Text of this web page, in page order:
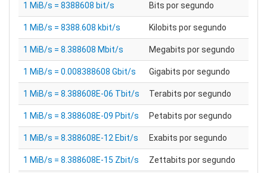
1 MiB/s = 8388608 bit/s Bits por segundo
1 MiB/s = 8388.608 kbit/s Kilobits por segundo
1 MiB/s = 8.388608 Mbit/s Megabits por segundo
1 MiB/s = 0.008388608 Gbit/s Gigabits por segundo
1 MiB/s = 8.388608E-06 Tbit/s Terabits por segundo
1 MiB/s = 8.388608E-09 Pbit/s Petabits por segundo
1 MiB/s = 8.388608E-12 Ebit/s Exabits por segundo
1 MiB/s = 8.388608E-15 Zbit/s Zettabits por segundo